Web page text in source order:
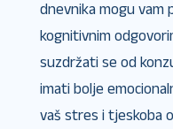
dnevnika mogu vam
kognitivnim
suzdržati se od
imati bolje
vaš stres i tjeskoba